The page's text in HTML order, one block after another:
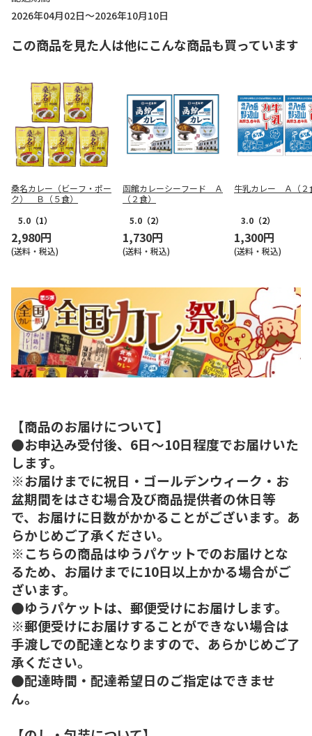
2026年04月02日～2026年10月10日
この商品を見た人は他にこんな商品も買っています
桑名カレー（ビーフ・ポー
ク） Ｂ（５食）
5.0 （1）
2,980円
(送料・税込)
函館カレーシーフード Ａ
（２食）
5.0 （2）
1,730円
(送料・税込)
牛乳カレー Ａ（２
3.0 （2）
1,300円
(送料・税込)
【商品のお届けについて】
●お申込み受付後、6日～10日程度でお届けいた
します。
※お届けまでに祝日・ゴールデンウィーク・お
盆期間をはさむ場合及び商品提供者の休日等
で、お届けに日数がかかることがございます。あ
らかじめご了承ください。
※こちらの商品はゆうパケットでのお届けとな
るため、お届けまでに10日以上かかる場合がご
ざいます。
●ゆうパケットは、郵便受けにお届けします。
※郵便受けにお届けすることができない場合は
手渡しでの配達となりますので、あらかじめご了
承ください。
●配達時間・配達希望日のご指定はできませ
ん。